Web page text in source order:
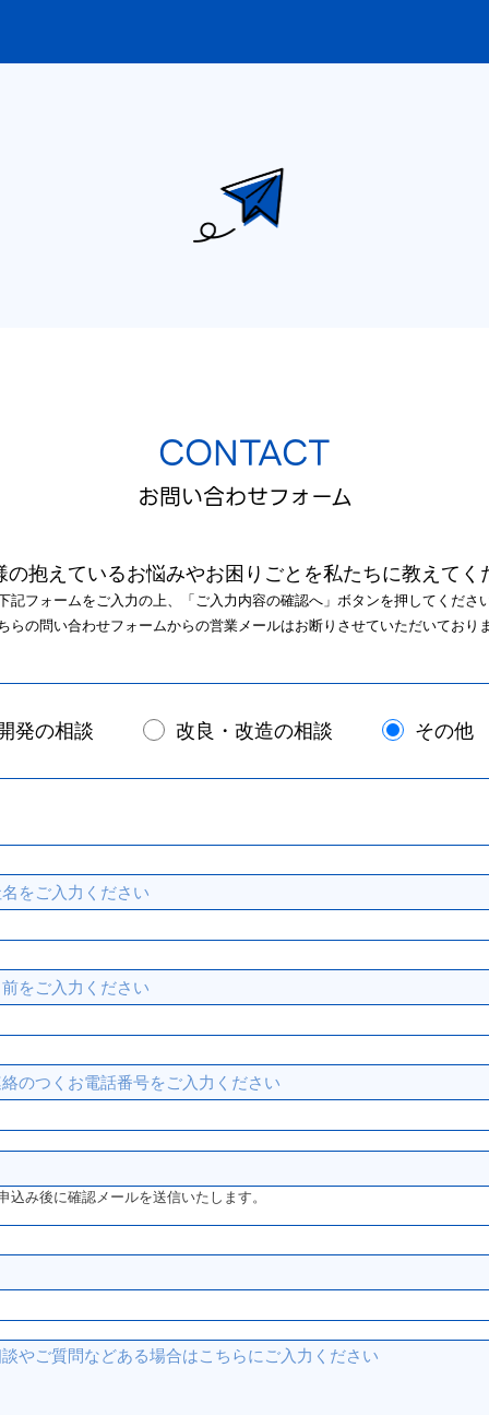
CONTACT
お問い合わせフォーム
の抱えているお悩みやお困りごとを私たちに教えてく
記フォームをご入力の上、「ご入力内容の確認へ」ボタンを押してくださ
らの問い合わせフォームからの営業メールはお断りさせていただいておりま
発の相談 改良・改造の相談 その他
込み後に確認メールを送信いたします。